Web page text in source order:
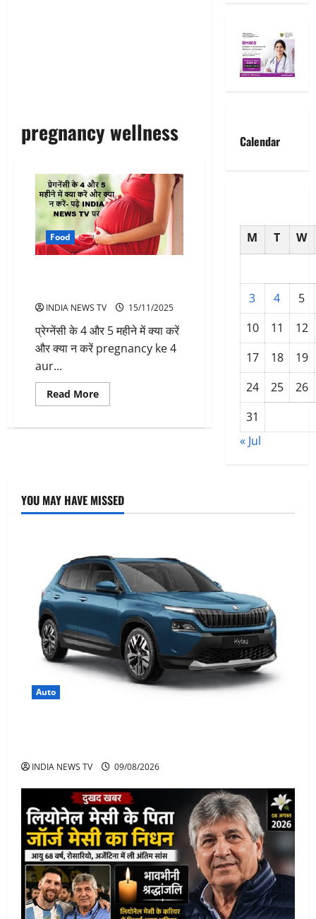
pregnancy wellness
Food
INDIA NEWS TV 15/11/2025
प्रेग्नेंसी के 4 और 5 महीने में क्या करें
और क्या न करें pregnancy ke 4
aur...
Read MoreRead
more
प्रेग्नेंसी
क्या
करें
Calendar
M T W
3 4
5
10
11
12
17
18
19
24
25
26
31
« Jul
YOU MAY HAVE MISSED
Auto
INDIA NEWS TV 09/08/2026